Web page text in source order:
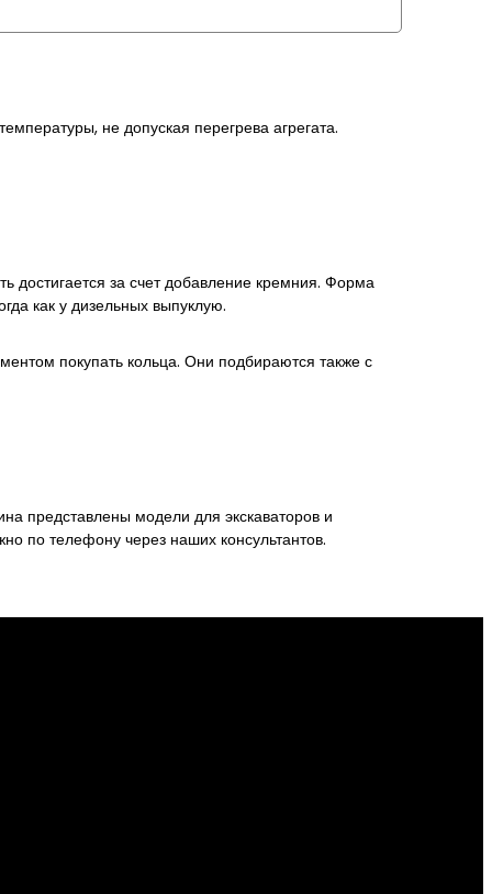
не допуская перегрева агрегата.
достигается за счет добавление кремния. Форма
как у дизельных выпуклую.
покупать кольца. Они подбираются также с
представлены модели для экскаваторов и
по телефону через наших консультантов.